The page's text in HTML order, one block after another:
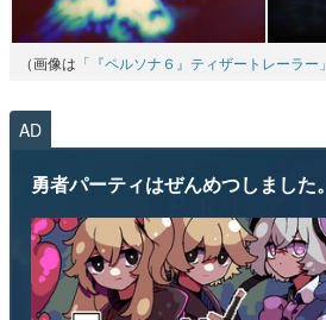
（画像は 「『ペルソナ６』ティザートレーラー」
AD
勇者パーティはぜんめつしました。